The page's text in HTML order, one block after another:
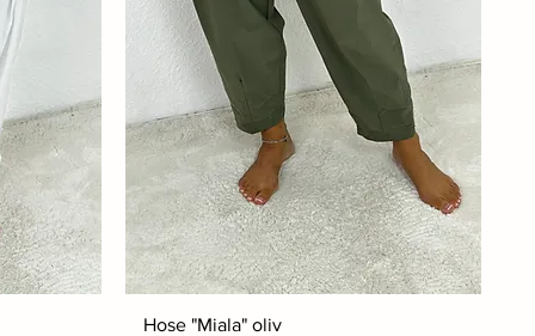
Hose "Miala" oliv